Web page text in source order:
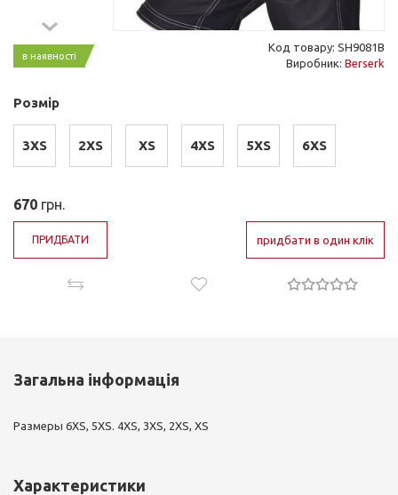
в наявності
Код товару: SH9081B
Виробник: Berserk
Розмір
3XS 2XS XS 4XS 5XS 6XS
670 грн.
ПРИДБАТИ придбати в один клік
Загальна інформація
Размеры 6XS, 5XS. 4XS, 3XS, 2XS, XS
Характеристики